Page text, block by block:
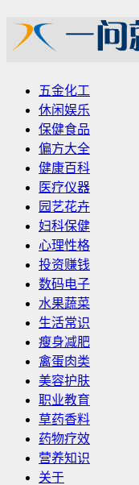
五金化工
休闲娱乐
保健食品
偏方大全
健康百科
医疗仪器
园艺花卉
妇科保健
心理性格
投资赚钱
数码电子
水果蔬菜
生活常识
瘦身减肥
禽蛋肉类
美容护肤
职业教育
草药香料
药物疗效
营养知识
关于